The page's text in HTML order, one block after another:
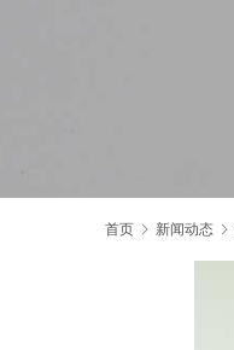
首页 新闻动态